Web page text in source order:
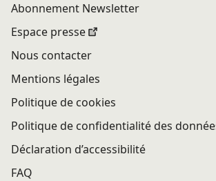
Abonnement Newsletter
Espace presse
Nous contacter
Mentions légales
Politique de cookies
Politique de confidentialité des
Déclaration d’accessibilité
FAQ